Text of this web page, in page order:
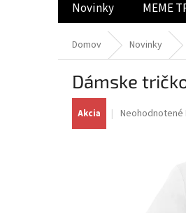
Novinky MEME
Domov Novinky
Dámske
Akcia
Priemerné
Neohodnotené